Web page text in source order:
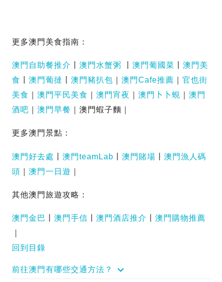
更多澳門美食指南：
澳門自助餐推介 澳門水蟹粥 澳門葡國菜
澳門美
食
澳門葡撻 澳門豬扒包 澳門Cafe推薦
官也街
美食
澳門平民美食 澳門宵夜 澳門卜卜蜆
澳門
酒吧
澳門早餐 ｜澳門蝦子麵｜
更多澳門景點：
澳門好去處 澳門teamLab 澳門賭場
澳門漁人碼
頭
澳門一日遊
其他澳門旅遊攻略：
澳門金巴 澳門手信 澳門酒店推介
澳門購物推薦
回到目錄
前往澳門有哪些交通方法？